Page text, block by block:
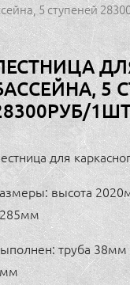
5 ступеней
5
для
высота
труба